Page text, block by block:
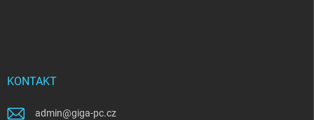
KONTAKT
admin@giga-pc.cz